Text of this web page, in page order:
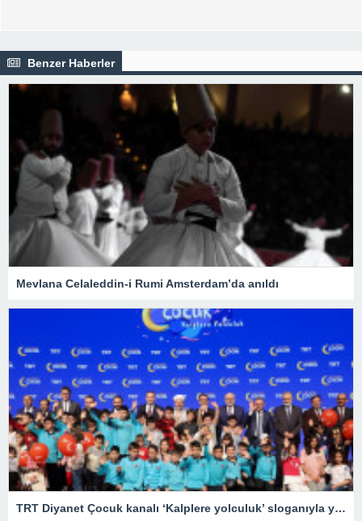
Benzer Haberler
Mevlana Celaleddin-i Rumi Amsterdam’da anıldı
TRT Diyanet Çocuk kanalı ‘Kalplere yolculuk’ sloganıyla yayın hayatına başladı